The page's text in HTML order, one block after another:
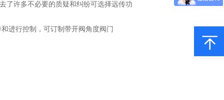
了许多不必要的质疑和纠纷可选择远传功
进行控制，可订制带开阀角度阀门